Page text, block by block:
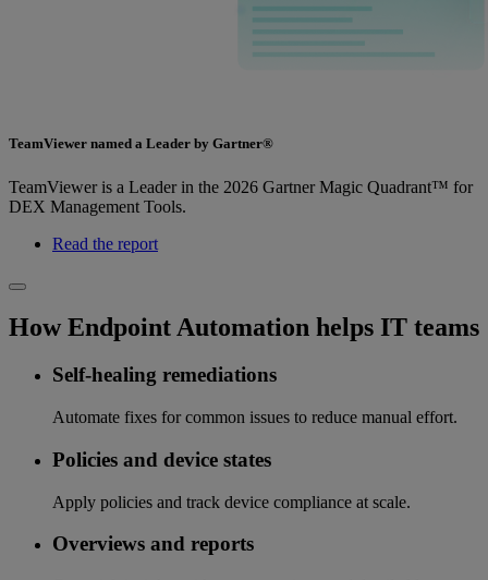
TeamViewer named a Leader by Gartner®
TeamViewer is a Leader in the 2026 Gartner Magic Quadrant™ for
DEX Management Tools.
Read the report
How Endpoint Automation helps IT teams
Self-healing remediations
Automate fixes for common issues to reduce manual effort.
Policies and device states
Apply policies and track device compliance at scale.
Overviews and reports